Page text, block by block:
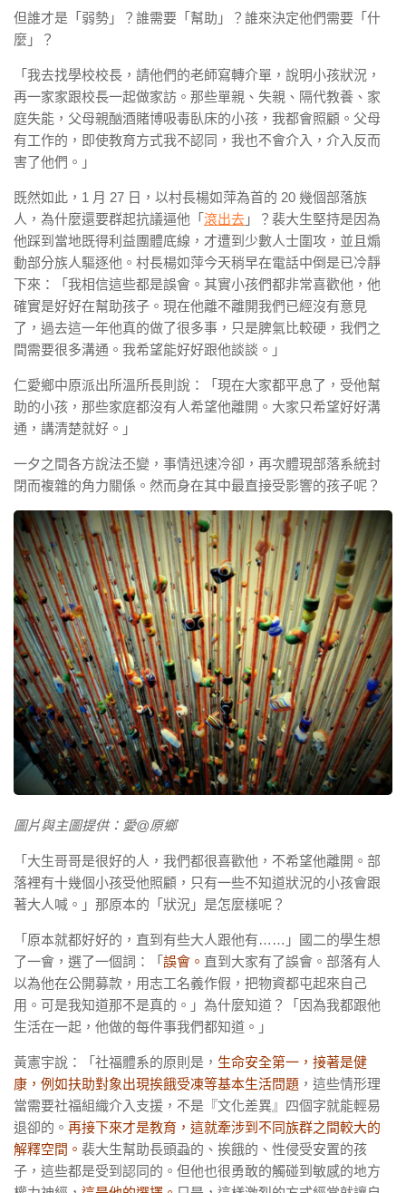
但誰才是「弱勢」？誰需要「幫助」？誰來決定他們需要「什
麼」？
「我去找學校校長，請他們的老師寫轉介單，說明小孩狀況，
再一家家跟校長一起做家訪。那些單親、失親、隔代教養、家
庭失能，父母親酗酒賭博吸毒臥床的小孩，我都會照顧。父母
有工作的，即使教育方式我不認同，我也不會介入，介入反而
害了他們。」
既然如此， 1 月 27 日，以村長楊如萍為首的 20 幾個部落族
人，為什麼還要群起抗議逼他「 滾出去 」？裴大生堅持是因為
他踩到當地既得利益團體底線，才遭到少數人士圍攻，並且煽
動部分族人驅逐他。村長楊如萍今天稍早在電話中倒是已冷靜
下來：「我相信這些都是誤會。其實小孩們都非常喜歡他，他
確實是好好在幫助孩子。現在他離不離開我們已經沒有意見
了，過去這一年他真的做了很多事，只是脾氣比較硬，我們之
間需要很多溝通。我希望能好好跟他談談。」
仁愛鄉中原派出所溫所長則說：「現在大家都平息了，受他幫
助的小孩，那些家庭都沒有人希望他離開。大家只希望好好溝
通，講清楚就好。」
一夕之間各方說法丕變，事情迅速冷卻，再次體現部落系統封
閉而複雜的角力關係。然而身在其中最直接受影響的孩子呢？
圖片與主圖提供：愛@原鄉
「大生哥哥是很好的人，我們都很喜歡他，不希望他離開。部
落裡有十幾個小孩受他照顧，只有一些不知道狀況的小孩會跟
著大人喊。」那原本的「狀況」是怎麼樣呢？
「原本就都好好的，直到有些大人跟他有……」國二的學生想
了一會，選了一個詞：「 誤會。 直到大家有了誤會。部落有人
以為他在公開募款，用志工名義作假，把物資都屯起來自己
用。可是我知道那不是真的。」為什麼知道？「因為我都跟他
生活在一起，他做的每件事我們都知道。」
黃憲宇說：「社福體系的原則是， 生命安全第一，接著是健
康，例如扶助對象出現挨餓受凍等基本生活問題 ，這些情形理
當需要社福組織介入支援，不是『文化差異』四個字就能輕易
退卻的。 再接下來才是教育，這就牽涉到不同族群之間較大的
解釋空間。 裴大生幫助長頭蝨的、挨餓的、性侵受安置的孩
子，這些都是受到認同的。但他也很勇敢的觸碰到敏感的地方